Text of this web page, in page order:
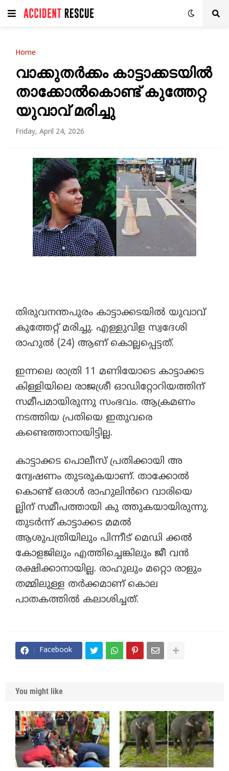
Home
വാക്കുതര്‍ക്കം കാട്ടാക്കടയിൽ
താ​ക്കോ​ൽ​കൊ​ണ്ട് കുത്തേറ്റ
യുവാവ് മരിച്ചു
Friday, April 24, 2026
തിരുവനന്തപുരം കാട്ടാക്കടയിൽ യുവാവ്
കുത്തേറ്റ് മരിച്ചു. എള്ളുവിള സ്വദേശി
രാഹുൽ (24) ആണ് കൊല്ലപ്പെട്ടത്.
ഇന്നലെ രാത്രി 11 മണിയോടെ കാട്ടാക്കട
കിള്ളിയിലെ രാജശ്രീ ഓഡിറ്റോറിയത്തിന്
സമീപമായിരുന്നു സംഭവം. ആക്രമണം
നടത്തിയ പ്രതിയെ ഇതുവരെ
കണ്ടെത്താനായിട്ടില്ല.
കാട്ടാക്കട പൊലീസ് പ്രതിക്കായി അ
ന്വേഷണം തുടരുകയാണ്. താക്കോൽ
കൊണ്ട് ഒരാൾ രാഹുലിൻറെ വാരിയെ
ല്ലിന് സമീപത്തായി കു ത്തുകയായിരുന്നു.
തുടർന്ന് കാട്ടാക്കട മമൽ
ആശുപത്രിയിലും പിന്നീട് മെഡി ക്കൽ
കോളജിലും എത്തിച്ചെങ്കിലും ജീ വൻ
രക്ഷിക്കാനായില്ല. രാഹുലും മറ്റൊ രാളും
തമ്മിലുള്ള തർക്കമാണ് കൊല
പാതകത്തിൽ കലാശിച്ചത്.
Facebook
You might like